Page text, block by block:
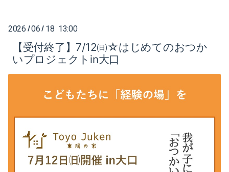
2026 /06 / 18 13:00
【受付終了】7/12㈰☆はじめてのおつか
いプロジェクトin大口